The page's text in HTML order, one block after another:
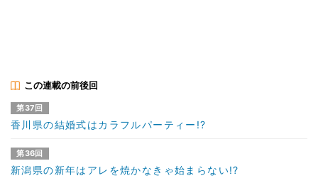
この連載の前後回
第37回
香川県の結婚式はカラフルパーティー!?
第36回
新潟県の新年はアレを焼かなきゃ始まらない!?